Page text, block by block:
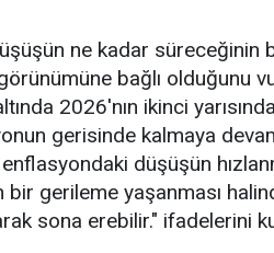
ne kadar süreceğinin
bağlı olduğunu
2026'nın ikinci
gerisinde kalmaya
düşüşün
gerileme yaşanması
sona erebilir." ifadelerini